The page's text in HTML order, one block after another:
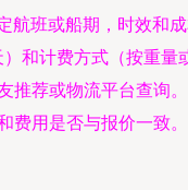
航班或船期，时效和成
和计费方式（按重量
推荐或物流平台查询。
费用是否与报价一致。